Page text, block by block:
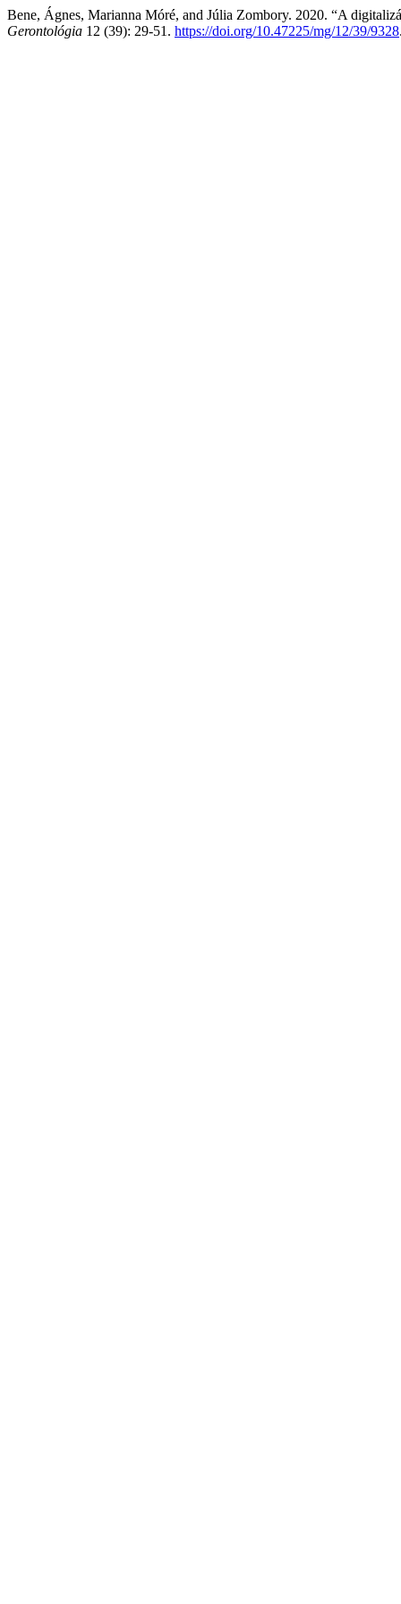
Bene, Ágnes, Marianna Móré, and Júlia Zombory. 2020. “A
Gerontológia 12 (39): 29-51. https://doi.org/10.47225/mg/12/39/9328